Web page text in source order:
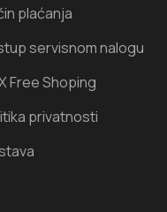
plaćanja
servisnom nalogu
Free Shoping
privatnosti